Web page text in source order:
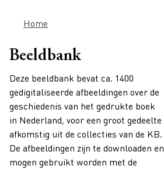
Kruimelpad
Home
Beeldbank
Deze beeldbank bevat ca. 1400
gedigitaliseerde afbeeldingen over de
geschiedenis van het gedrukte boek
in Nederland, voor een groot gedeelte
afkomstig uit de collecties van de KB.
De afbeeldingen zijn te downloaden en
mogen gebruikt worden met de